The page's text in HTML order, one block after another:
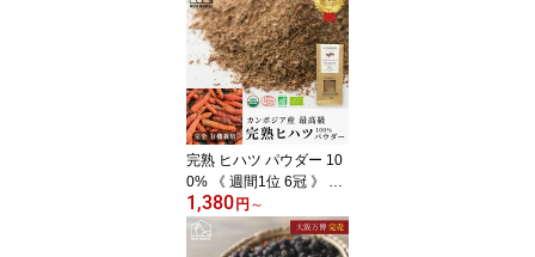
ハツ 無農薬 無化学肥料
無添加 ひはつ スパイス
香辛料 胡椒 こしょう コ
ショウ 長胡椒 ロングペ
ッパー カレー 粉 高級調
味料 アーユルヴェーダ
スパイス
完熟 ヒハツ パウダー 10
0% 《 週間1位 6冠 》 無
農薬 最高級 25g 50g カ
ンボジア ヒハツ オーガ
ニック認証 定期便がお得
1,380円 ～